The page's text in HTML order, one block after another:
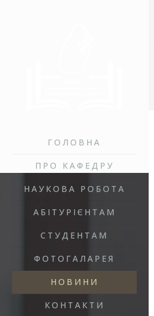
ГОЛОВНА
ПРО КАФЕДРУ
НАУКОВА РОБОТА
АБІТУРІЄНТАМ
СТУДЕНТАМ
ФОТОГАЛАРЕЯ
НОВИНИ
КОНТАКТИ